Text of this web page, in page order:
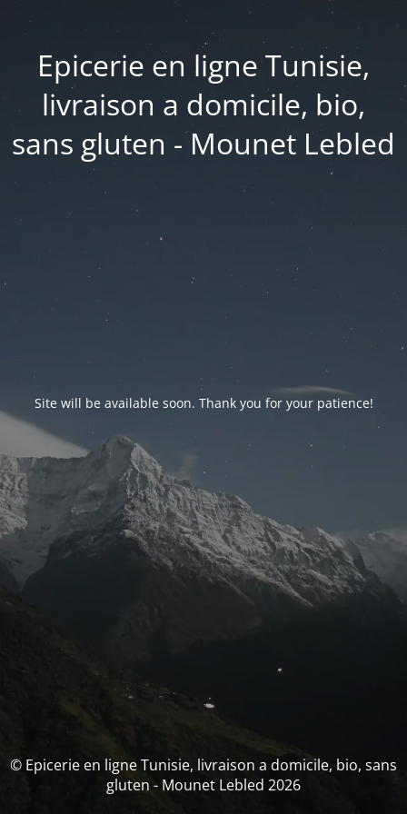
Epicerie en ligne Tunisie,
livraison a domicile, bio,
sans gluten - Mounet Lebled
Site will be available soon. Thank you for your patience!
© Epicerie en ligne Tunisie, livraison a domicile, bio, sans
gluten - Mounet Lebled 2026